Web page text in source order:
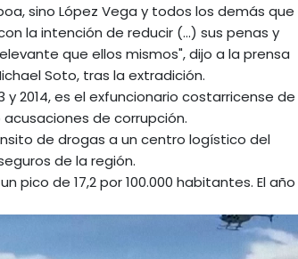
sino López Vega y todos los demás que
la intención de reducir (...) sus penas y
que ellos mismos", dijo a la prensa
Soto, tras la extradición.
2014, es el exfuncionario costarricense de
de corrupción.
de drogas a un centro logístico del
de la región.
pico de 17,2 por 100.000 habitantes. El año